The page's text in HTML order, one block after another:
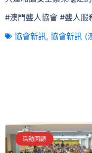
#澳門聾人協會 #聾人
協會新訊, 協會新訊 (
活動回顧